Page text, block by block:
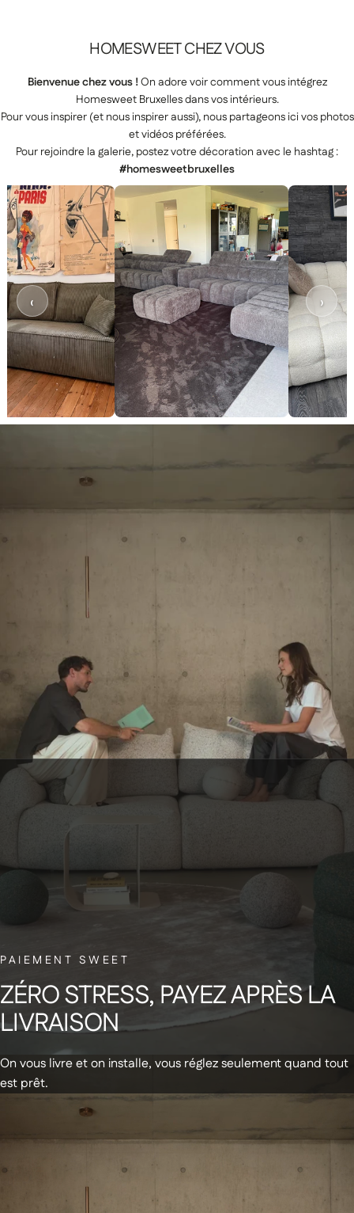
HOMESWEETCHEZVOUS
Bienvenue chez vous !On adore voir comment vous intégrez
Homesweet Bruxelles dans vos intérieurs.
Pour vous inspirer (et nous inspirer aussi), nous partageons ici vos photos
et vidéos préférées.
Pour rejoindre la galerie, postez votre décoration avec le hashtag :
#homesweetbruxelles
‹ ›
PAIEMENT SWEET
ZÉROSTRESS, PAYEZAPRÈSLA
LIVRAISON
On vous livre et on installe, vous réglez seulement quand tout
est prêt.
Abonnez-vous à notre newsletter et
recevez un code de réduction de 20€
sur votre première commande
Recevez des infos & promos par email
Produits +
En stock - Livraison express
À propos de nous